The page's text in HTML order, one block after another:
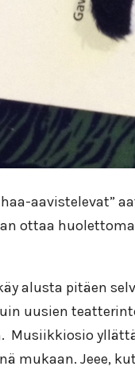
aavistelevat”
ottaa
alusta pitäen
uusien
Musiikkiosio
mukaan. Jeee,